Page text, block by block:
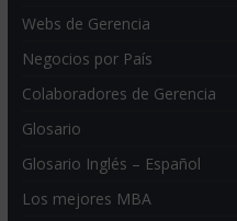
Webs de Gerencia
Negocios por País
Colaboradores de Gerencia
Glosario
Glosario Inglés – Español
Los mejores MBA